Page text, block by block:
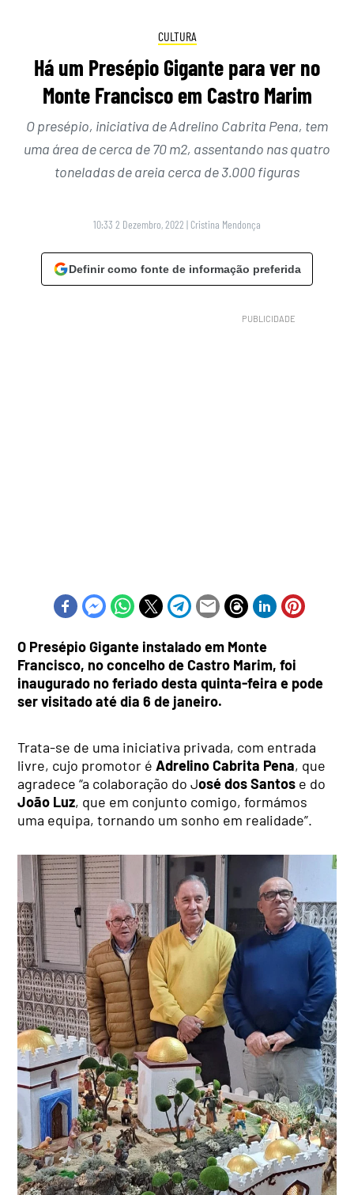
CULTURA
Há um Presépio Gigante para ver no
Monte Francisco em Castro Marim
O presépio, iniciativa de Adrelino Cabrita Pena, tem
uma área de cerca de 70 m2, assentando nas quatro
toneladas de areia cerca de 3.000 figuras
10:33 2 Dezembro, 2022 | Cristina Mendonça
Definir como fonte de informação preferida
O Presépio Gigante instalado em Monte
Francisco, no concelho de Castro Marim, foi
inaugurado no feriado desta quinta-feira e pode
ser visitado até dia 6 de janeiro.
Trata-se de uma iniciativa privada, com entrada
livre, cujo promotor éAdrelino Cabrita Pena, que
agradece “a colaboração do José dos Santos e do
João Luz, que em conjunto comigo, formámos
uma equipa, tornando um sonho em realidade”.